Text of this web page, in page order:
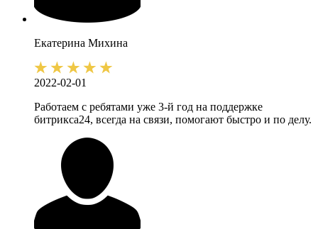
Екатерина Михина
2022-02-01
Работаем с ребятами уже 3-й год на поддержке
битрикса24, всегда на связи, помогают быстро и по делу.